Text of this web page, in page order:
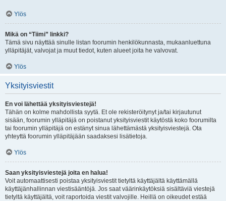
Ylös
Mikä on “Tiimi” linkki?
Tämä sivu näyttää sinulle listan foorumin henkilökunnasta, mukaanluettuna
ylläpitäjät, valvojat ja muut tiedot, kuten alueet joita he valvovat.
Ylös
Yksityisviestit
En voi lähettää yksityisviestejä!
Tähän on kolme mahdollista syytä. Et ole rekisteröitynyt ja/tai kirjautunut
sisään, foorumin ylläpitäjä on poistanut yksityisviestit käytöstä koko foorumilta
tai foorumin ylläpitäjä on estänyt sinua lähettämästä yksityisviestejä. Ota
yhteyttä foorumin ylläpitäjään saadaksesi lisätietoja.
Ylös
Saan yksityisviestejä joita en halua!
Voit automaattisesti poistaa yksityisviestit tietyltä käyttäjältä käyttämällä
käyttäjänhallinnan viestisääntöjä. Jos saat väärinkäytöksiä sisältäviä viestejä
tietyltä käyttäjältä, voit raportoida viestit valvojille. Heillä on oikeudet estää